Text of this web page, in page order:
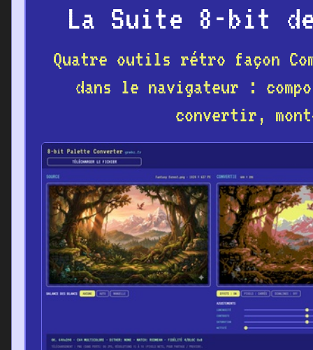
La Suite 8-bit
Quatre outils rétro façon
dans le navigateur :
convertir,